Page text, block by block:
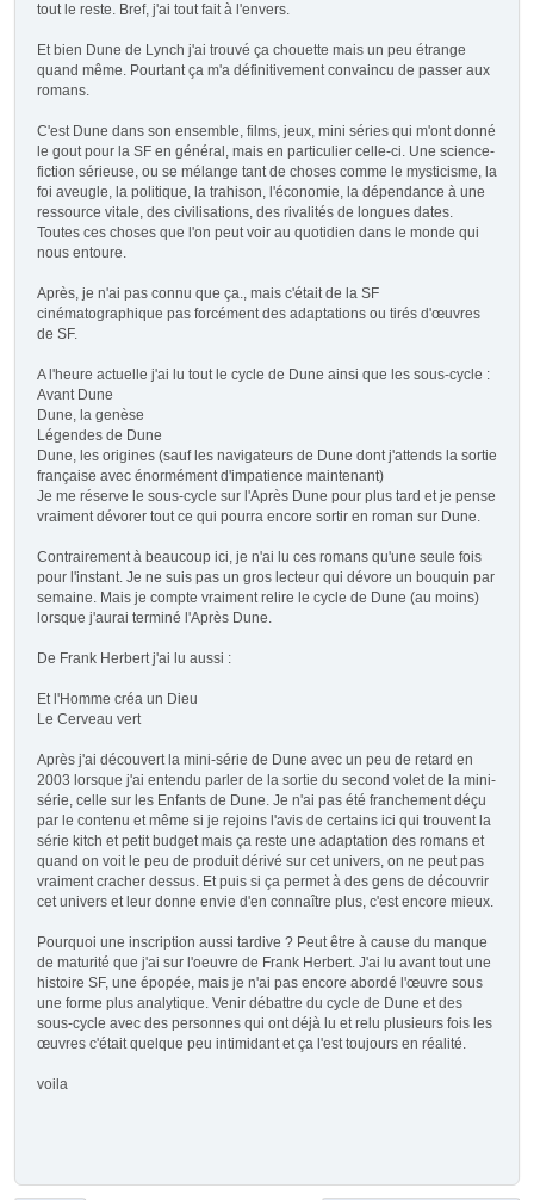
tout le reste. Bref, j'ai tout fait à l'envers.
Et bien Dune de Lynch j'ai trouvé ça chouette mais un peu étrange
quand même. Pourtant ça m'a définitivement convaincu de passer aux
romans.
C'est Dune dans son ensemble, films, jeux, mini séries qui m'ont donné
le gout pour la SF en général, mais en particulier celle-ci. Une science-
fiction sérieuse, ou se mélange tant de choses comme le mysticisme, la
foi aveugle, la politique, la trahison, l'économie, la dépendance à une
ressource vitale, des civilisations, des rivalités de longues dates.
Toutes ces choses que l'on peut voir au quotidien dans le monde qui
nous entoure.
Après, je n'ai pas connu que ça., mais c'était de la SF
cinématographique pas forcément des adaptations ou tirés d'œuvres
de SF.
A l'heure actuelle j'ai lu tout le cycle de Dune ainsi que les sous-cycle :
Avant Dune
Dune, la genèse
Légendes de Dune
Dune, les origines (sauf les navigateurs de Dune dont j'attends la sortie
française avec énormément d'impatience maintenant)
Je me réserve le sous-cycle sur l'Après Dune pour plus tard et je pense
vraiment dévorer tout ce qui pourra encore sortir en roman sur Dune.
Contrairement à beaucoup ici, je n'ai lu ces romans qu'une seule fois
pour l'instant. Je ne suis pas un gros lecteur qui dévore un bouquin par
semaine. Mais je compte vraiment relire le cycle de Dune (au moins)
lorsque j'aurai terminé l'Après Dune.
De Frank Herbert j'ai lu aussi :
Et l'Homme créa un Dieu
Le Cerveau vert
Après j'ai découvert la mini-série de Dune avec un peu de retard en
2003 lorsque j'ai entendu parler de la sortie du second volet de la mini-
série, celle sur les Enfants de Dune. Je n'ai pas été franchement déçu
par le contenu et même si je rejoins l'avis de certains ici qui trouvent la
série kitch et petit budget mais ça reste une adaptation des romans et
quand on voit le peu de produit dérivé sur cet univers, on ne peut pas
vraiment cracher dessus. Et puis si ça permet à des gens de découvrir
cet univers et leur donne envie d'en connaître plus, c'est encore mieux.
Pourquoi une inscription aussi tardive ? Peut être à cause du manque
de maturité que j'ai sur l'oeuvre de Frank Herbert. J'ai lu avant tout une
histoire SF, une épopée, mais je n'ai pas encore abordé l'œuvre sous
une forme plus analytique. Venir débattre du cycle de Dune et des
sous-cycle avec des personnes qui ont déjà lu et relu plusieurs fois les
œuvres c'était quelque peu intimidant et ça l'est toujours en réalité.
voila